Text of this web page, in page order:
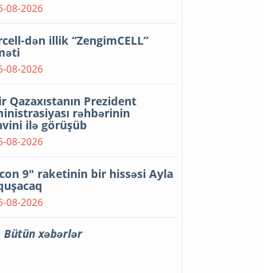
08-2026
dən illik “ZengimCELL”
08-2026
Qazaxıstanın Prezident
rəhbərinin
ilə görüşüb
08-2026
9" raketinin bir hissəsi Ayla
08-2026
Bütün xəbərlər